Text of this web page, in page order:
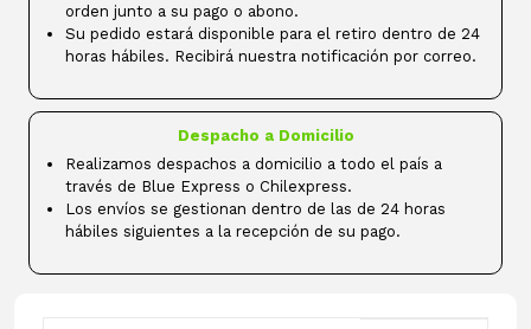
orden junto a su pago o abono.
Su pedido estará disponible para el retiro dentro de 24
horas hábiles. Recibirá nuestra notificación por correo.
Despacho a Domicilio
Realizamos despachos a domicilio a todo el país a
través de Blue Express o Chilexpress.
Los envíos se gestionan dentro de las de 24 horas
hábiles siguientes a la recepción de su pago.